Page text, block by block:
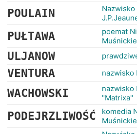
POULAIN
PUŁTAWA
poemat
ULJANOW
VENTURA nazwisko
WACHOWSKI
"Matrixa"
PODEJRZLIWOŚĆ
komedia